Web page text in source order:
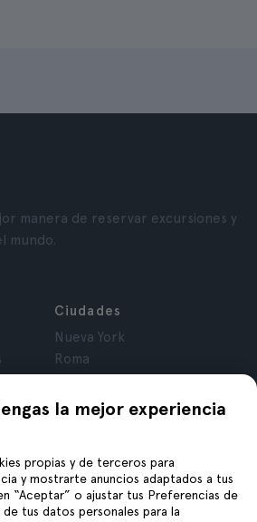
la mejor experiencia
propias y de terceros para
y mostrarte anuncios adaptados a tus
“Aceptar” o ajustar tus Preferencias de
tus datos personales para la
manera de reservar excursiones y
mundo.
Ciudades
Nueva York
Roma
Londres
Granada
Tenerife